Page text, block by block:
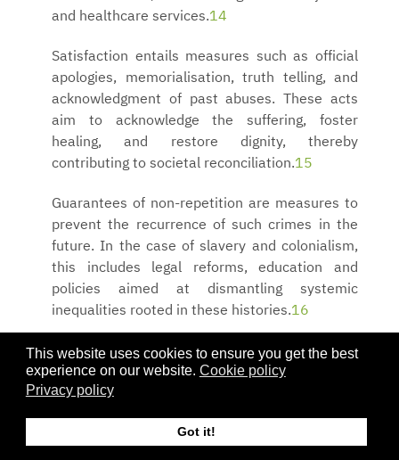
This website uses cookies to ensure you get the best
experience on our website. Cookie policy
Privacy policy
Got it!
and healthcare services.14
Satisfaction entails measures such as official
apologies, memorialisation, truth telling, and
acknowledgment of past abuses. These acts
aim to acknowledge the suffering, foster
healing, and restore dignity, thereby
contributing to societal reconciliation.15
Guarantees of non-repetition are measures to
prevent the recurrence of such crimes in the
future. In the case of slavery and colonialism,
this includes legal reforms, education and
policies aimed at dismantling systemic
inequalities rooted in these histories.16
According to the UN Guidelines, these
principles recognise that slavery and
colonialism are crimes against humanity and
have long-lasting effects that sustain racial,
social and economic disparities. Implementing